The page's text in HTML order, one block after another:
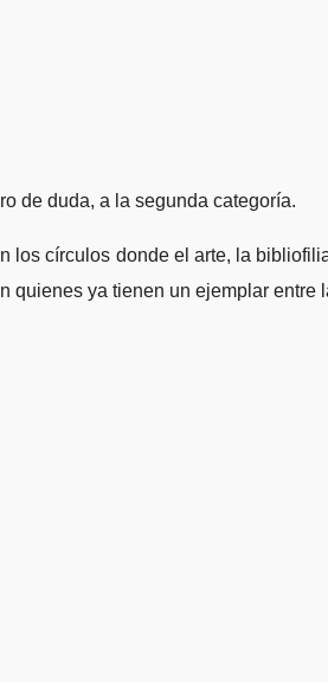
de duda, a la segunda categoría.
los círculos donde el arte, la
quienes ya tienen un ejemplar entre